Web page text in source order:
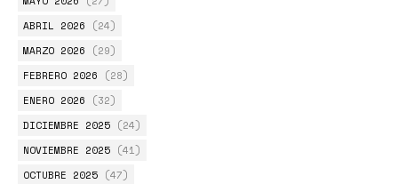
ABRIL 2026 (24)
MARZO 2026 (29)
FEBRERO 2026 (28)
ENERO 2026 (32)
DICIEMBRE 2025 (24)
NOVIEMBRE 2025 (41)
OCTUBRE 2025 (47)